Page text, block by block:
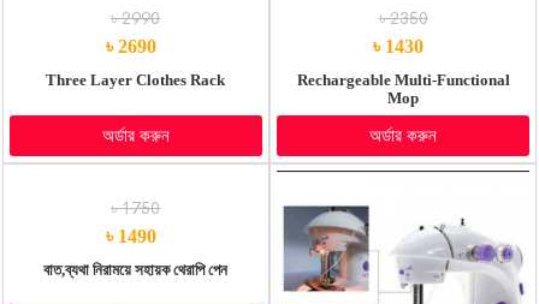
৳ 2690
৳ 2990
Three Layer Clothes Rack
অর্ডার করুন
৳ 1430
৳ 2350
Rechargeable Multi-Functional
Mop
অর্ডার করুন
৳ 1490
৳ 1750
বাত,ব্যথা নিরাময়ে সহায়ক থেরাপি পেন